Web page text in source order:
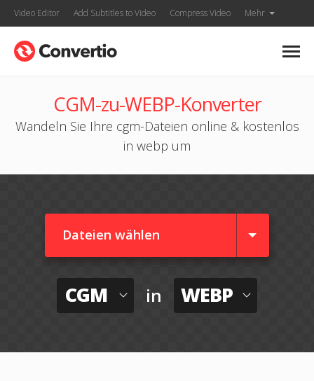
Video Editor Add Subtitles to Video Compress Video Mehr
CGM-zu-WEBP-Konverter
Wandeln Sie Ihre cgm-Dateien online & kostenlos
in webp um
Dateien wählen
CGM in WEBP